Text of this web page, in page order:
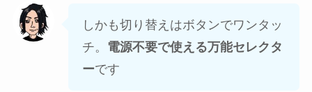
しかも切り替えはボタンでワンタッ
チ。 電源不要で使える万能セレクタ
ーです